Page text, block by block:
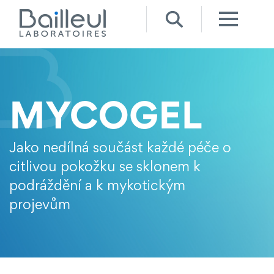
Jako nedílná součást každé péče o
citlivou pokožku se sklonem k
podráždění a k mykotickým
projevům